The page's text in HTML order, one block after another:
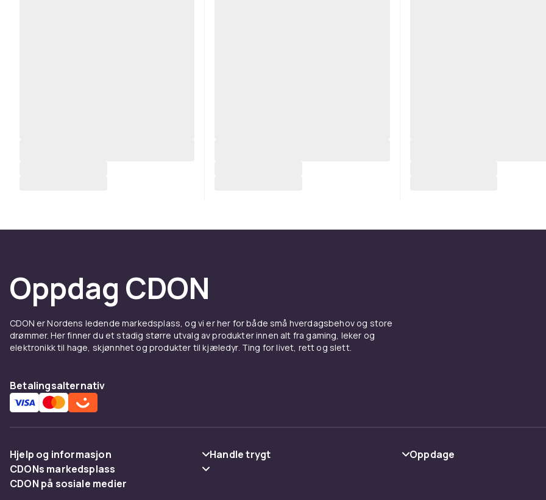
Oppdag CDON
CDON er Nordens ledende markedsplass, og vi er her for både små hverdagsbehov og store
drømmer. Her finner du et stadig større utvalg av produkter innen alt fra gaming, leker og
elektronikk til hage, skjønnhet og produkter til kjæledyr. Ting for livet, rett og slett.
Betalingsalternativ
Hjelp og informasjon
Vanlige spørsmål
Handle trygt
Oppdage
CDONs markedsplass
Merchant Help Center
CDON på sosiale medier